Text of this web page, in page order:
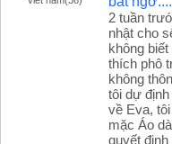
2 tuần
nhật cho
không
thích phô
không
tôi dự
về Eva,
mặc Áo
quyết